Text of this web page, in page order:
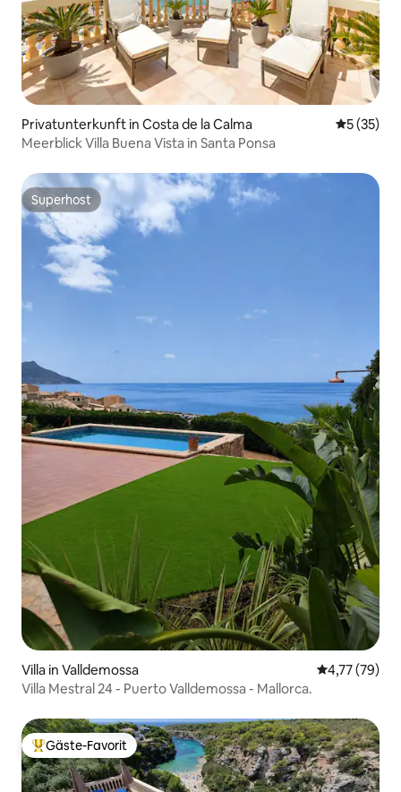
Privatunterkunft in Costa de la Calma
5 (35)
Meerblick Villa Buena Vista in Santa Ponsa
Superhost
Superhost
Villa in Valldemossa
4,77 (79)
Villa Mestral 24 - Puerto Valldemossa - Mallorca.
Beliebter Gäste-Favorit.
Gäste-Favorit